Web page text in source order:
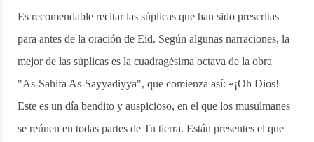
Es recomendable recitar las súplicas que han sido prescritas
para antes de la oración de Eid. Según algunas narraciones, la
mejor de las súplicas es la cuadragésima octava de la obra
"As-Sahifa As-Sayyadiyya", que comienza así: «¡Oh Dios!
Este es un día bendito y auspicioso, en el que los musulmanes
se reúnen en todas partes de Tu tierra. Están presentes el que